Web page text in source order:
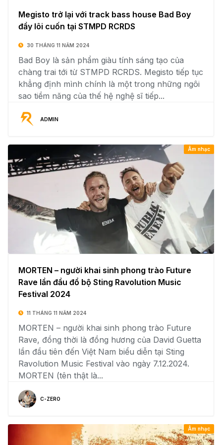
Megisto trở lại với track bass house Bad Boy
đầy lôi cuốn tại STMPD RCRDS
30 THÁNG 11 NĂM 2024
Bad Boy là sản phẩm giàu tính sáng tạo của
chàng trai tới từ STMPD RCRDS. Megisto tiếp tục
khẳng định mình chính là một trong những ngôi
sao tiềm năng của thế hệ nghệ sĩ tiếp...
ADMIN
Âm nhạc
MORTEN – người khai sinh phong trào Future
Rave lần đầu đổ bộ Sting Ravolution Music
Festival 2024
11 THÁNG 11 NĂM 2024
MORTEN – người khai sinh phong trào Future
Rave, đồng thời là đồng hương của David Guetta
lần đầu tiên đến Việt Nam biểu diễn tại Sting
Ravolution Music Festival vào ngày 7.12.2024.
MORTEN (tên thật là...
C-ZERO
Âm nhạc